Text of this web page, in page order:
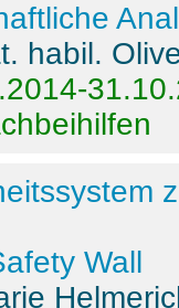
habil.
Wall